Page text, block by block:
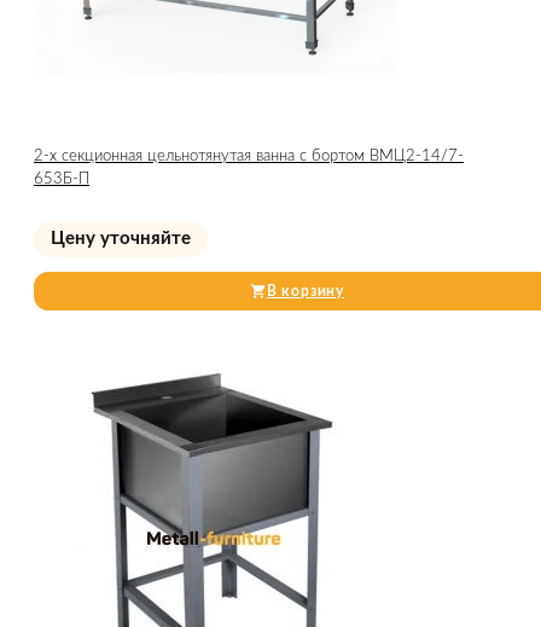
2-х секционная цельнотянутая ванна с бортом ВМЦ2-14/7-
653Б-П
Цену уточняйте
В корзину